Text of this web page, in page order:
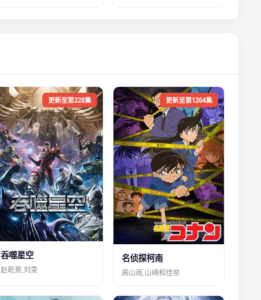
更新至第228集
吞噬星空
赵乾景,刘雯
更新至第1264集
名侦探柯南
高山南,山崎和佳奈